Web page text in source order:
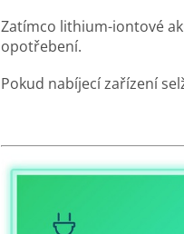
Zatímco lithium-iontové
opotřebení.
Pokud nabíjecí zařízení